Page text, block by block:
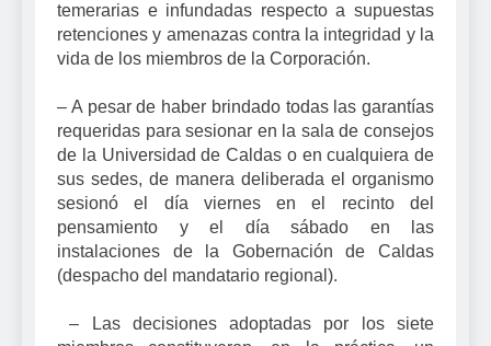
temerarias e infundadas respecto a supuestas
retenciones y amenazas contra la integridad y la
vida de los miembros de la Corporación.
– A pesar de haber brindado todas las garantías
requeridas para sesionar en la sala de consejos
de la Universidad de Caldas o en cualquiera de
sus sedes, de manera deliberada el organismo
sesionó el día viernes en el recinto del
pensamiento y el día sábado en las
instalaciones de la Gobernación de Caldas
(despacho del mandatario regional).
– Las decisiones adoptadas por los siete